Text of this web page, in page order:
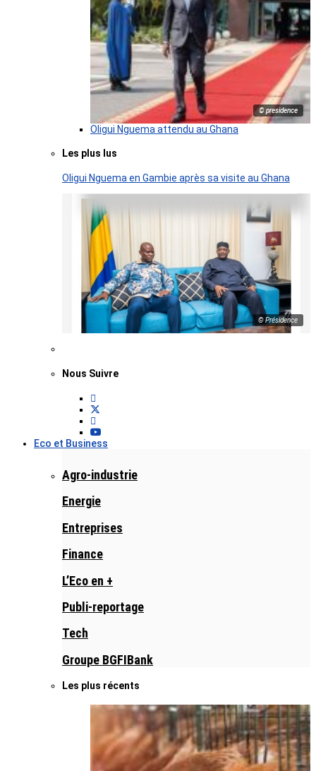
© presidence
Oligui Nguema attendu au Ghana
Les plus lus
Oligui Nguema en Gambie après sa visite au Ghana
© Présidence
Nous Suivre
Eco et Business
Agro-industrie
Energie
Entreprises
Finance
L’Eco en +
Publi-reportage
Tech
Groupe BGFIBank
Les plus récents